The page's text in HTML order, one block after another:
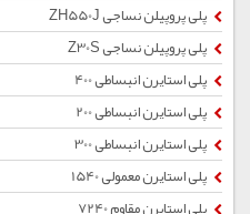
پلی پروپیلن نساجی ZH550J
پلی پروپیلن نساجی Z30S
پلی استایرن انبساطی 400
پلی استایرن انبساطی 200
پلی استایرن انبساطی 300
پلی استایرن معمولی 1540